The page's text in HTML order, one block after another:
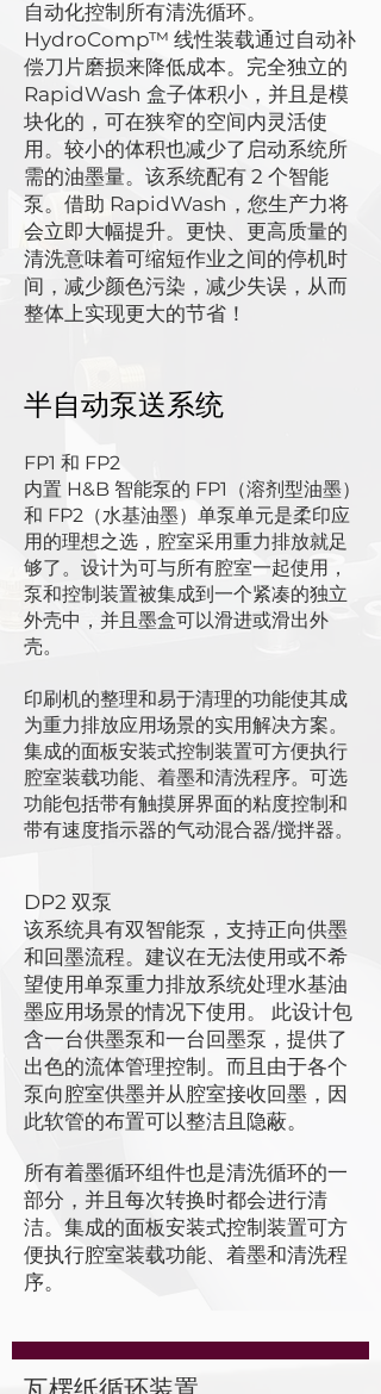
自动化控制所有清洗循环。
HydroComp™ 线性装载通过自动补
偿刀片磨损来降低成本。完全独立的
RapidWash 盒子体积小，并且是模
块化的，可在狭窄的空间内灵活使
用。较小的体积也减少了启动系统所
需的油墨量。该系统配有 2 个智能
泵。借助 RapidWash，您生产力将
会立即大幅提升。更快、更高质量的
清洗意味着可缩短作业之间的停机时
间，减少颜色污染，减少失误，从而
整体上实现更大的节省！
半自动泵送系统
FP1 和 FP2
内置 H&B 智能泵的 FP1（溶剂型油墨）
和 FP2（水基油墨）单泵单元是柔印应
用的理想之选，腔室采用重力排放就足
够了。设计为可与所有腔室一起使用，
泵和控制装置被集成到一个紧凑的独立
外壳中，并且墨盒可以滑进或滑出外
壳。
印刷机的整理和易于清理的功能使其成
为重力排放应用场景的实用解决方案。
集成的面板安装式控制装置可方便执行
腔室装载功能、着墨和清洗程序。可选
功能包括带有触摸屏界面的粘度控制和
带有速度指示器的气动混合器/搅拌器。
DP2 双泵
该系统具有双智能泵，支持正向供墨
和回墨流程。建议在无法使用或不希
望使用单泵重力排放系统处理水基油
墨应用场景的情况下使用。 此设计包
含一台供墨泵和一台回墨泵，提供了
出色的流体管理控制。而且由于各个
泵向腔室供墨并从腔室接收回墨，因
此软管的布置可以整洁且隐蔽。
所有着墨循环组件也是清洗循环的一
部分，并且每次转换时都会进行清
洁。集成的面板安装式控制装置可方
便执行腔室装载功能、着墨和清洗程
序。